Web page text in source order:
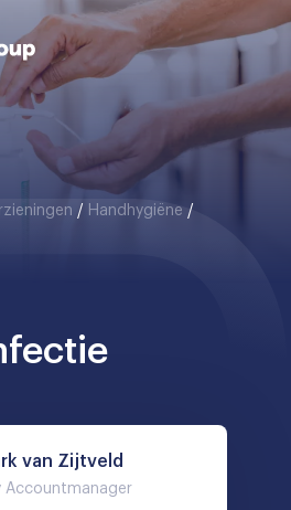
/ Handhygiëne /
van Zijtveld
Accountmanager